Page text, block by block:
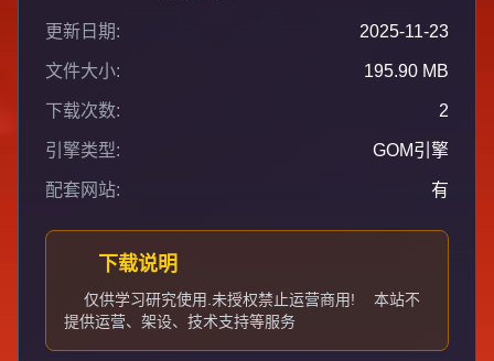
更新日期: 2025-11-23
文件大小: 195.90 MB
下载次数: 2
引擎类型: GOM引擎
配套网站: 有
下载说明
仅供学习研究使用.未授权禁止运营商用!
本站不
提供运营、架设、技术支持等服务